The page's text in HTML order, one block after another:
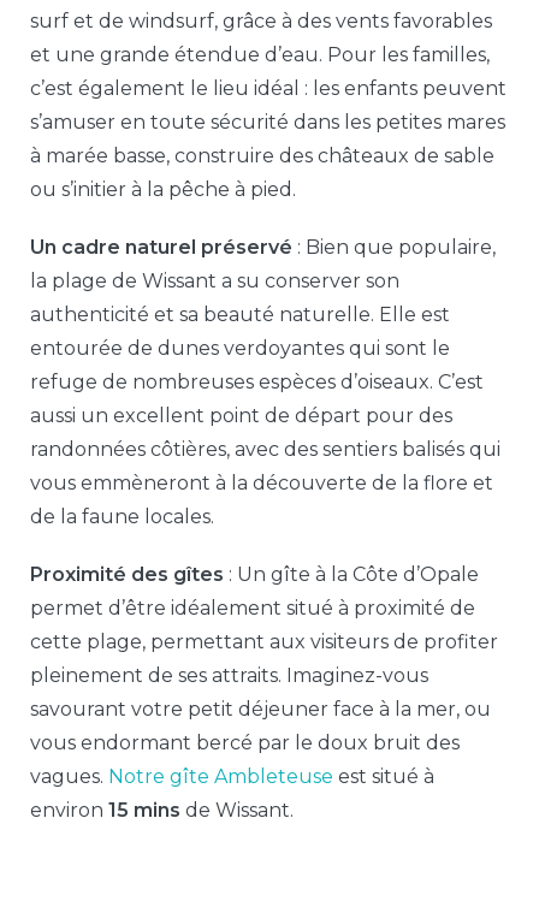
surf et de windsurf, grâce à des vents favorables
et une grande étendue d’eau. Pour les familles,
c’est également le lieu idéal : les enfants peuvent
s’amuser en toute sécurité dans les petites mares
à marée basse, construire des châteaux de sable
ou s’initier à la pêche à pied.
Un cadre naturel préservé : Bien que populaire,
la plage de Wissant a su conserver son
authenticité et sa beauté naturelle. Elle est
entourée de dunes verdoyantes qui sont le
refuge de nombreuses espèces d’oiseaux. C’est
aussi un excellent point de départ pour des
randonnées côtières, avec des sentiers balisés qui
vous emmèneront à la découverte de la flore et
de la faune locales.
Proximité des gîtes : Un gîte à la Côte d’Opale
permet d’être idéalement situé à proximité de
cette plage, permettant aux visiteurs de profiter
pleinement de ses attraits. Imaginez-vous
savourant votre petit déjeuner face à la mer, ou
vous endormant bercé par le doux bruit des
vagues. Notre gîte Ambleteuse est situé à
environ 15 mins de Wissant.